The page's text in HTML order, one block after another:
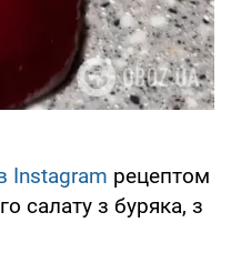
Instagram рецептом
салату з буряка, з